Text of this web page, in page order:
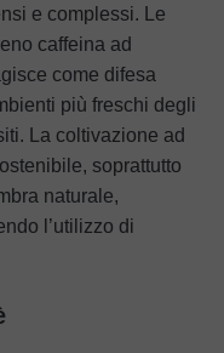
e complessi. Le
caffeina ad
come difesa
più freschi degli
La coltivazione ad
soprattutto
naturale,
l’utilizzo di